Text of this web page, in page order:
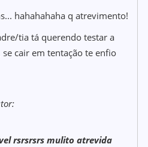
hahahahaha q atrevimento!
tia tá querendo testar a
cair em tentação te enfio
rsrsrsrs mulito atrevida